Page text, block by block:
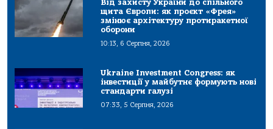
Від захисту України до спільного
щита Європи: як проєкт «Фрея»
змінює архітектуру протиракетної
оборони
10:13, 6 Серпня, 2026
Ukraine Investment Congress: як
інвестиції у майбутнє формують нові
стандарти галузі
07:33, 5 Серпня, 2026